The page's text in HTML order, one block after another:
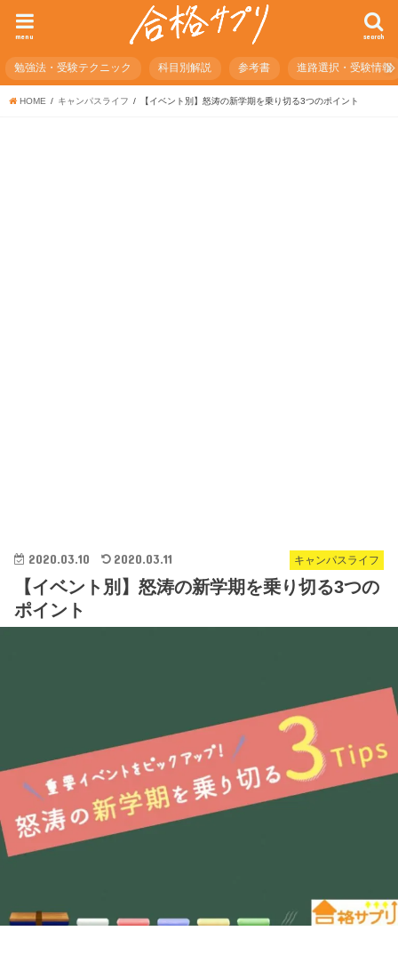
search
menu
勉強法・受験テクニック 科目別解説 参考書 進路選択・受験情報
HOME キャンパスライフ 【イベント別】怒涛の新学期を乗り切る3つのポイント
キャンパスライフ
2020.03.10 2020.03.11
【イベント別】怒涛の新学期を乗り切る3つの
ポイント